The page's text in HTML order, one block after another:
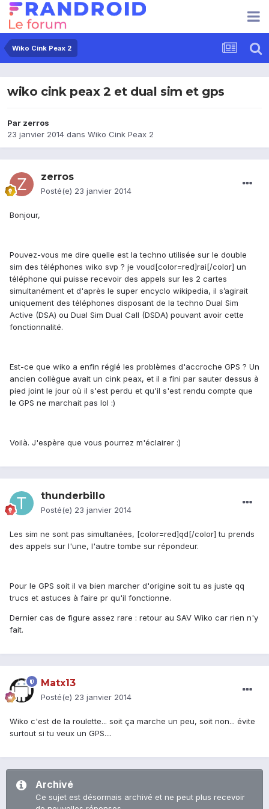
Wiko Cink Peax 2
wiko cink peax 2 et dual sim et gps
Par zerros
23 janvier 2014 dans Wiko Cink Peax 2
zerros
Posté(e) 23 janvier 2014
Bonjour,
Pouvez-vous me dire quelle est la techno utilisée sur le double
sim des téléphones wiko svp ? je voud[color=red]rai[/color] un
téléphone qui puisse recevoir des appels sur les 2 cartes
simultanément et d'après le super encyclo wikipedia, il s’agirait
uniquement des téléphones disposant de la techno Dual Sim
Active (DSA) ou Dual Sim Dual Call (DSDA) pouvant avoir cette
fonctionnalité.
Est-ce que wiko a enfin réglé les problèmes d'accroche GPS ? Un
ancien collègue avait un cink peax, et il a fini par sauter dessus à
pied joint le jour où il s'est perdu et qu'il s'est rendu compte que
le GPS ne marchait pas lol :)
Voilà. J'espère que vous pourrez m'éclairer :)
thunderbillo
Posté(e) 23 janvier 2014
Les sim ne sont pas simultanées, [color=red]qd[/color] tu prends
des appels sur l'une, l'autre tombe sur répondeur.
Pour le GPS soit il va bien marcher d'origine soit tu as juste qq
trucs et astuces à faire pr qu'il fonctionne.
Dernier cas de figure assez rare : retour au SAV Wiko car rien n'y
fait.
Matx13
Posté(e) 23 janvier 2014
Wiko c'est de la roulette... soit ça marche un peu, soit non... évite
surtout si tu veux un GPS....
Archivé
Ce sujet est désormais archivé et ne peut plus recevoir